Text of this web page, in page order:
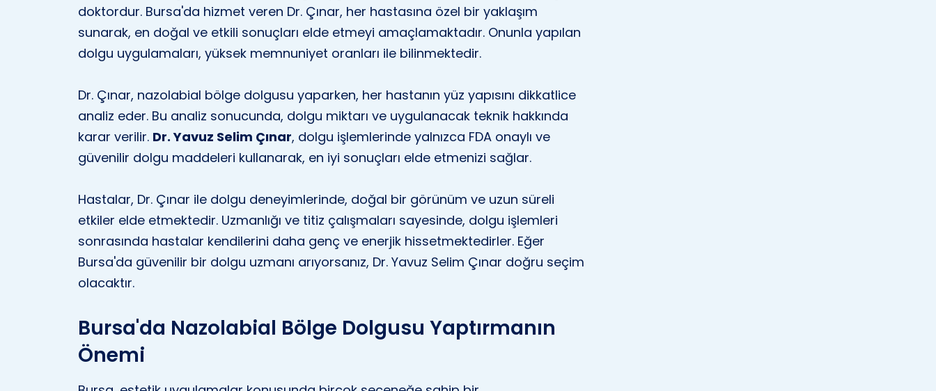
doktordur. Bursa'da hizmet veren Dr. Çınar, her hastasına özel bir yaklaşım
sunarak, en doğal ve etkili sonuçları elde etmeyi amaçlamaktadır. Onunla yapılan
dolgu uygulamaları, yüksek memnuniyet oranları ile bilinmektedir.
Dr. Çınar, nazolabial bölge dolgusu yaparken, her hastanın yüz yapısını dikkatlice
analiz eder. Bu analiz sonucunda, dolgu miktarı ve uygulanacak teknik hakkında
karar verilir. Dr. Yavuz Selim Çınar, dolgu işlemlerinde yalnızca FDA onaylı ve
güvenilir dolgu maddeleri kullanarak, en iyi sonuçları elde etmenizi sağlar.
Hastalar, Dr. Çınar ile dolgu deneyimlerinde, doğal bir görünüm ve uzun süreli
etkiler elde etmektedir. Uzmanlığı ve titiz çalışmaları sayesinde, dolgu işlemleri
sonrasında hastalar kendilerini daha genç ve enerjik hissetmektedirler. Eğer
Bursa'da güvenilir bir dolgu uzmanı arıyorsanız, Dr. Yavuz Selim Çınar doğru seçim
olacaktır.
Bursa'da Nazolabial Bölge Dolgusu Yaptırmanın
Önemi